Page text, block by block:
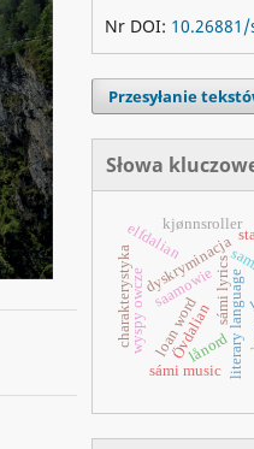
Nr DOI: 10.26881/
Przesyłanie
Słowa
loan word literary language
sámi music
sámi lyrics
dyskryminacja
saamowie
elfdalian
Övdalian
wyspy owcze
charakterystyka
kjønnsroller
lånord